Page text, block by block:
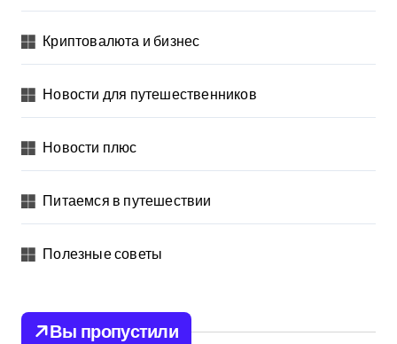
Криптовалюта и бизнес
Новости для путешественников
Новости плюс
Питаемся в путешествии
Полезные советы
Вы пропустили